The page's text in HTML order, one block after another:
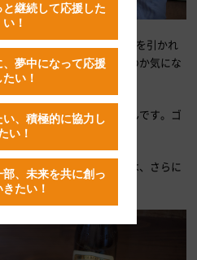
ーヤの佃煮という一品に気を引かれ
たい、どういったものなのか気にな
を混ぜて、甘く煮てあるんです。ゴ
そうな品ですな。私たちは、さらに
した。
継続して応援した
い！
夢中になって応援
たい！
い、積極的に協力し
い！
部、未来を共に創っ
たい！